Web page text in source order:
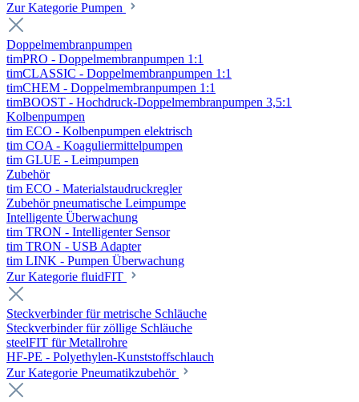
Zur Kategorie Pumpen
Doppelmembranpumpen
timPRO - Doppelmembranpumpen 1:1
timCLASSIC - Doppelmembranpumpen 1:1
timCHEM - Doppelmembranpumpen 1:1
timBOOST - Hochdruck-Doppelmembranpumpen 3,5:1
Kolbenpumpen
tim ECO - Kolbenpumpen elektrisch
tim COA - Koaguliermittelpumpen
tim GLUE - Leimpumpen
Zubehör
tim ECO - Materialstaudruckregler
Zubehör pneumatische Leimpumpe
Intelligente Überwachung
tim TRON - Intelligenter Sensor
tim TRON - USB Adapter
tim LINK - Pumpen Überwachung
Zur Kategorie fluidFIT
Steckverbinder für metrische Schläuche
Steckverbinder für zöllige Schläuche
steelFIT für Metallrohre
HF-PE - Polyethylen-Kunststoffschlauch
Zur Kategorie Pneumatikzubehör